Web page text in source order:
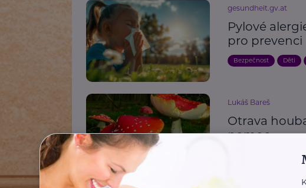
gesundheit.gv.at
Pylové
pro prevenci
Bezpečnost Děti
Lukáš Bareš
Otrava
pomoc